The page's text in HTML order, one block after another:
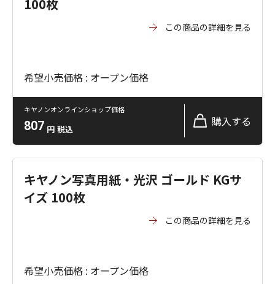
100枚
この商品の詳細を見る
希望小売価格 : オープン価格
キヤノンオンラインショップ価格
807 円 税込
購入する
キヤノン写真用紙・光沢 ゴールド KGサ
イズ 100枚
この商品の詳細を見る
希望小売価格 : オープン価格